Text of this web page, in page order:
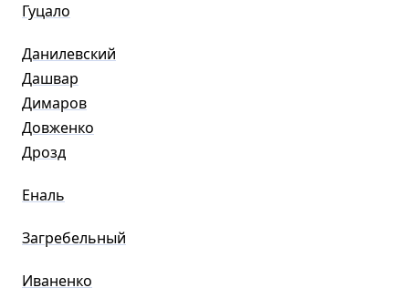
Гуцало
Данилевский
Дашвар
Димаров
Довженко
Дрозд
Еналь
Загребельный
Иваненко